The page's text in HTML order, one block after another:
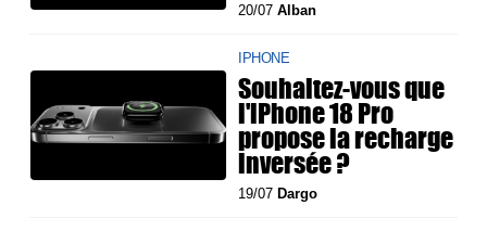
20/07Alban
IPHONE
Souhaitez-vous que
l'iPhone 18 Pro
propose la recharge
inversée ?
19/07 Dargo